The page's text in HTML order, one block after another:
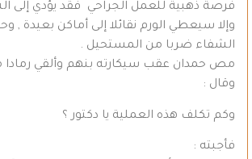
فرصة ذهبية للعمل الجراحي فقد يؤدي إلى
وإلا سيعطي الورم نقائلا إلى أماكن بعيدة ,
الشفاء ضربا من المستحيل .
مص حمدان عقب سيكارته بنهم وألقي رمادا
وقال :
وكم تكلف هذه العملية يا دكتور ؟
فأجبته :